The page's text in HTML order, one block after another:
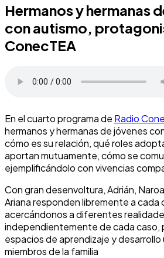
Hermanos y hermanas
con autismo,
ConecTEA
En el cuarto programa de Radio
hermanos y hermanas de jóvenes
cómo es su relación, qué roles
aportan mutuamente, cómo se
ejemplificándolo con vivencias
Con gran desenvoltura, Adrián,
Ariana responden libremente a
acercándonos a diferentes
independientemente de cada caso,
espacios de aprendizaje y
miembros de la familia